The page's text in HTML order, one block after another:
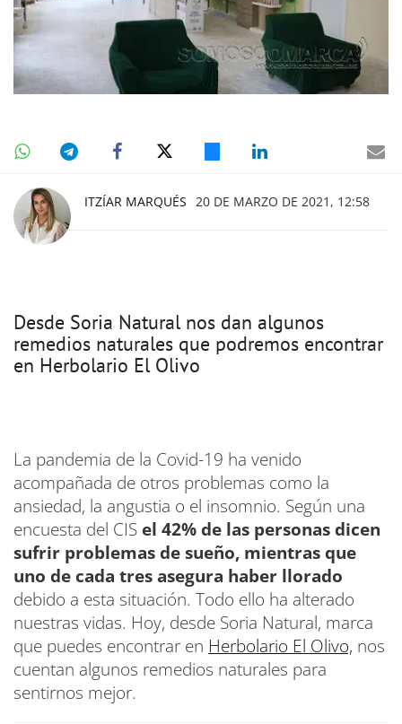
ITZÍAR MARQUÉS 20 DE MARZO DE 2021, 12:58
Desde Soria Natural nos dan algunos
remedios naturales que podremos encontrar
en Herbolario El Olivo
La pandemia de la Covid-19 ha venido
acompañada de otros problemas como la
ansiedad, la angustia o el insomnio. Según una
encuesta del CIS el 42% de las personas dicen
sufrir problemas de sueño, mientras que
uno de cada tres asegura haber llorado
debido a esta situación. Todo ello ha alterado
nuestras vidas. Hoy, desde Soria Natural, marca
que puedes encontrar en Herbolario El Olivo, nos
cuentan algunos remedios naturales para
sentirnos mejor.